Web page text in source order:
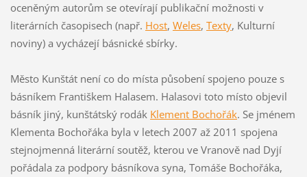
oceněným autorům se otevírají publikační možnosti v
literárních časopisech (např. Host, Weles, Texty, Kulturní
noviny) a vycházejí básnické sbírky.
Město Kunštát není co do místa působení spojeno pouze s
básníkem Františkem Halasem. Halasovi toto místo objevil
básník jiný, kunštátský rodák Klement Bochořák. Se jménem
Klementa Bochořáka byla v letech 2007 až 2011 spojena
stejnojmenná literární soutěž, kterou ve Vranově nad Dyjí
pořádala za podpory básníkova syna, Tomáše Bochořáka,